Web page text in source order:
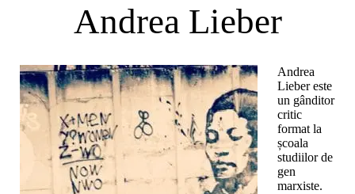
Andrea Lieber
Andrea
Lieber este
un gânditor
critic
format la
școala
studiilor de
gen
marxiste.